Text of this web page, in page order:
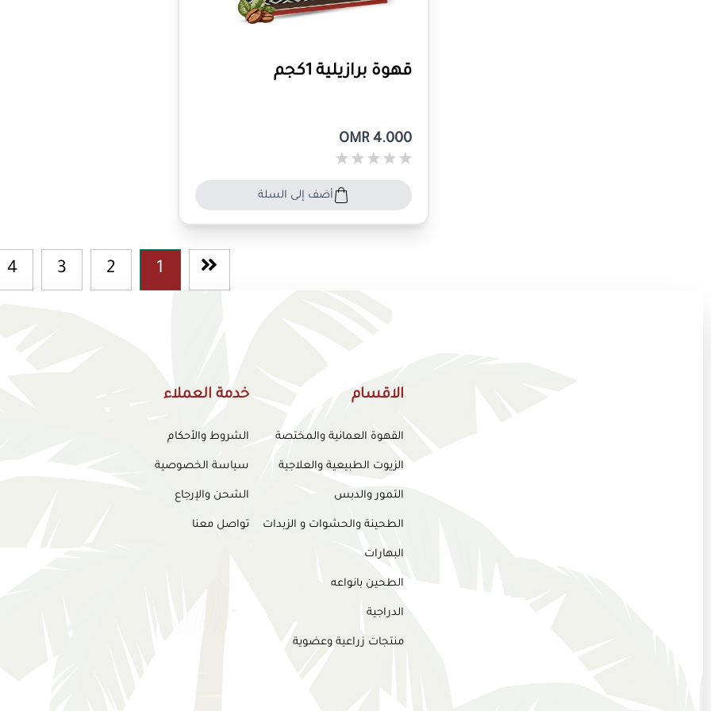
قهوة برازيلية 1كجم
OMR 4.000
أضف إلى السلة
1
2
3
4
الاقسام
القهوة العمانية والمختصة
الزيوت الطبيعية والعلاجية
التمور والدبس
الطحينة والحشوات و الزبدات
البهارات
الطحين بانواعه
الدراجية
منتجات زراعية وعضوية
خدمة العملاء
الشروط والأحكام
سياسة الخصوصية
الشحن والإرجاع
تواصل معنا